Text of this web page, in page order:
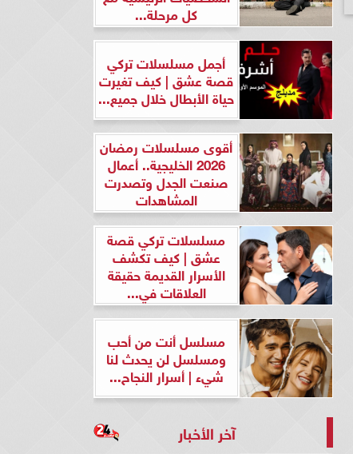
كل مرحلة...
أجمل مسلسلات تركي
قصة عشق | كيف تغيرت
حياة الأبطال خلال جميع...
أقوى مسلسلات رمضان
2026 الخليجية.. أعمال
صنعت الجدل وتصدرت
المشاهدات
مسلسلات تركي قصة
عشق | كيف تكشف
الأسرار القديمة حقيقة
العلاقات في...
مسلسل أنت من أحب
ومسلسل لن يحدث لنا
شيء | أسرار النجاح...
آخر الأخبار